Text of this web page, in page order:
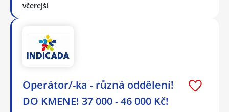
včerejší
Operátor/-ka - různá oddělení!
DO KMENE! 37 000 - 46 000 Kč!